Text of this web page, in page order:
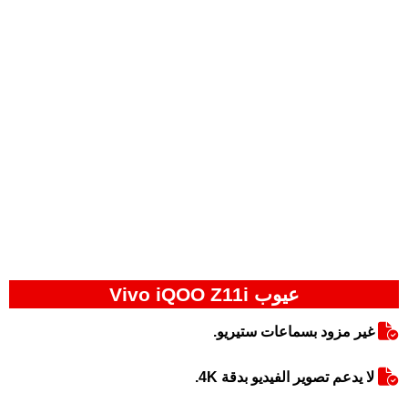
عيوب Vivo iQOO Z11i
غير مزود بسماعات ستيريو.
لا يدعم تصوير الفيديو بدقة 4K.